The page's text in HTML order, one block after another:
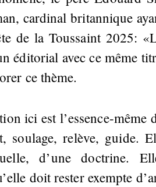
cardinal britannique
de la Toussaint 2025:
éditorial avec ce même
ce thème.
ici est l’essence-
soulage, relève, guide.
d’une doctrine.
doit rester exempte